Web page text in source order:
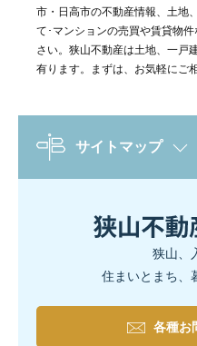
市・日高市の不動産情報、土地
て･マンションの売買や賃貸物
さい。狭山不動産は土地、一戸
有ります。まずは、お気軽にご
サイトマップ
狭山、
住まいとまち、
各種お